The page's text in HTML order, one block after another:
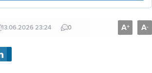
13.06.2026 23:24 0 A+ A-